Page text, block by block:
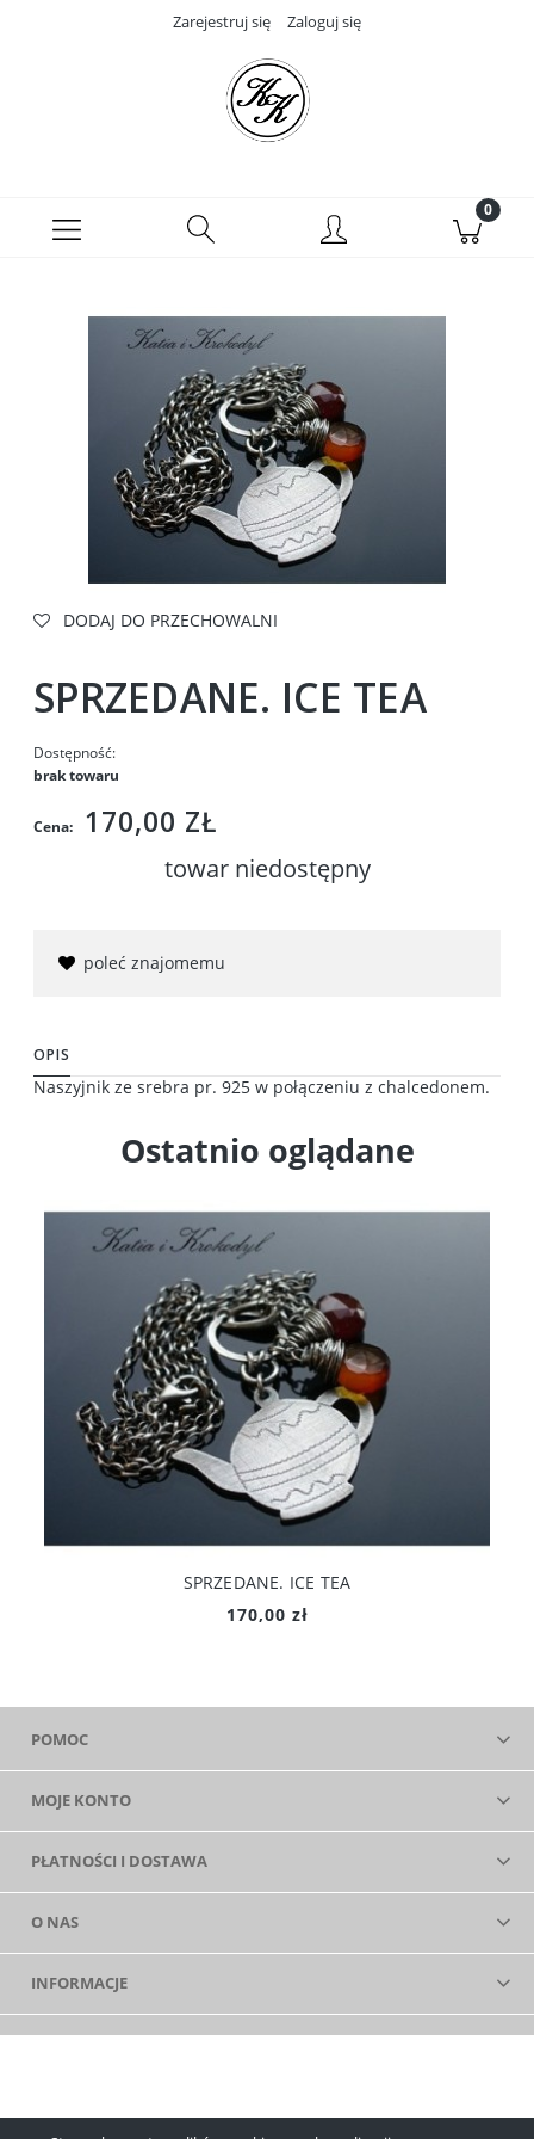
Zarejestruj się Zaloguj się
DODAJ DO PRZECHOWALNI
SPRZEDANE. ICE TEA
Dostępność:
brak towaru
Cena: 170,00 ZŁ
towar niedostępny
poleć znajomemu
OPIS
Naszyjnik ze srebra pr. 925 w połączeniu z chalcedonem.
Ostatnio oglądane
SPRZEDANE. ICE TEA
170,00 zł
POMOC
MOJE KONTO
PŁATNOŚCI I DOSTAWA
O NAS
INFORMACJE